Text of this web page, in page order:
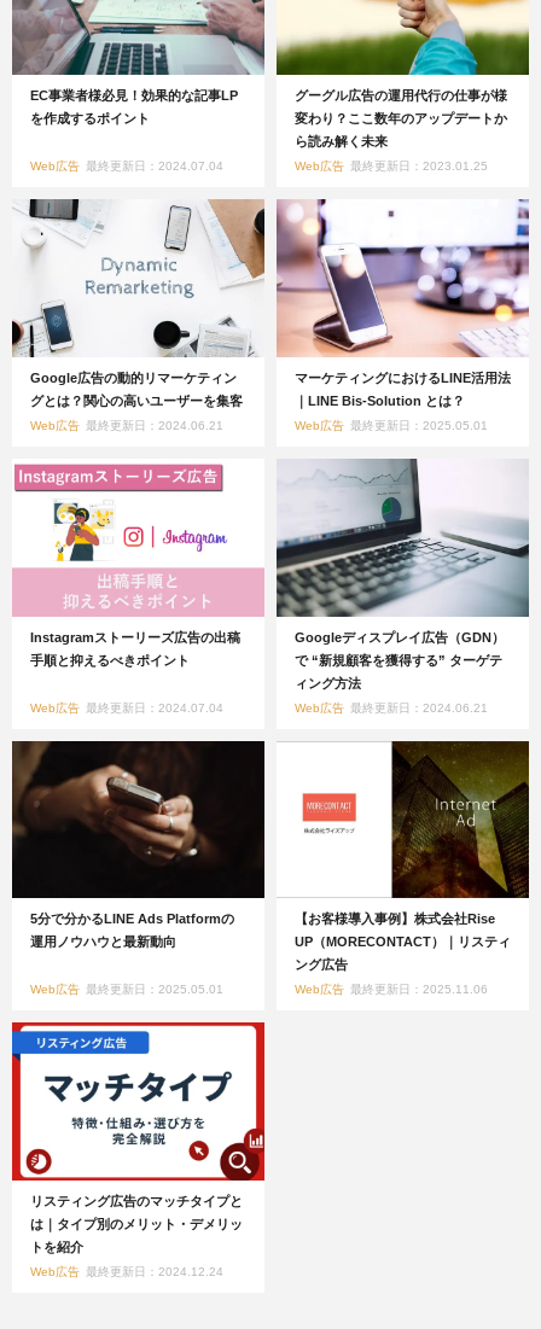
EC事業者様必見！効果的な記事LP
を作成するポイント
Web広告 最終更新日：2024.07.04
グーグル広告の運用代行の仕事が様
変わり？ここ数年のアップデートか
ら読み解く未来
Web広告 最終更新日：2023.01.25
Google広告の動的リマーケティン
グとは？関心の高いユーザーを集客
Web広告 最終更新日：2024.06.21
マーケティングにおけるLINE活用法
｜LINE Bis-Solution とは？
Web広告 最終更新日：2025.05.01
Instagramストーリーズ広告の出稿
手順と抑えるべきポイント
Web広告 最終更新日：2024.07.04
Googleディスプレイ広告（GDN）
で “新規顧客を獲得する” ターゲテ
ィング方法
Web広告 最終更新日：2024.06.21
5分で分かるLINE Ads Platformの
運用ノウハウと最新動向
Web広告 最終更新日：2025.05.01
【お客様導入事例】株式会社Rise
UP（MORECONTACT）｜リスティ
ング広告
Web広告 最終更新日：2025.11.06
リスティング広告のマッチタイプと
は｜タイプ別のメリット・デメリッ
トを紹介
Web広告 最終更新日：2024.12.24